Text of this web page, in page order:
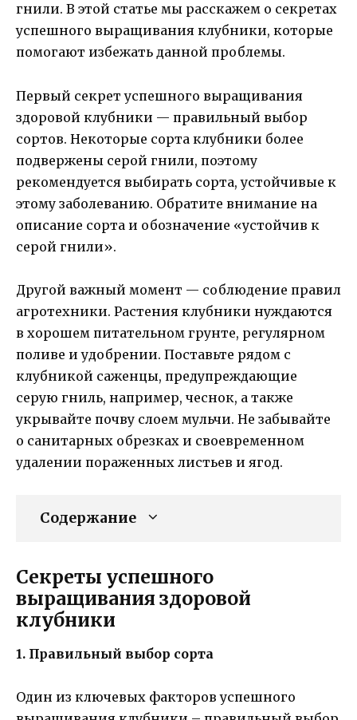
гнили. В этой статье мы расскажем о секретах
успешного выращивания клубники, которые
помогают избежать данной проблемы.
Первый секрет успешного выращивания
здоровой клубники — правильный выбор
сортов. Некоторые сорта клубники более
подвержены серой гнили, поэтому
рекомендуется выбирать сорта, устойчивые к
этому заболеванию. Обратите внимание на
описание сорта и обозначение «устойчив к
серой гнили».
Другой важный момент — соблюдение правил
агротехники. Растения клубники нуждаются
в хорошем питательном грунте, регулярном
поливе и удобрении. Поставьте рядом с
клубникой саженцы, предупреждающие
серую гниль, например, чеснок, а также
укрывайте почву слоем мульчи. Не забывайте
о санитарных обрезках и своевременном
удалении пораженных листьев и ягод.
Содержание
Секреты успешного
выращивания здоровой
клубники
1. Правильный выбор сорта
Один из ключевых факторов успешного